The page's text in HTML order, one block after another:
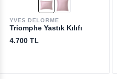
YVES DELORME
Triomphe Yastık Kılıfı
4.700 TL